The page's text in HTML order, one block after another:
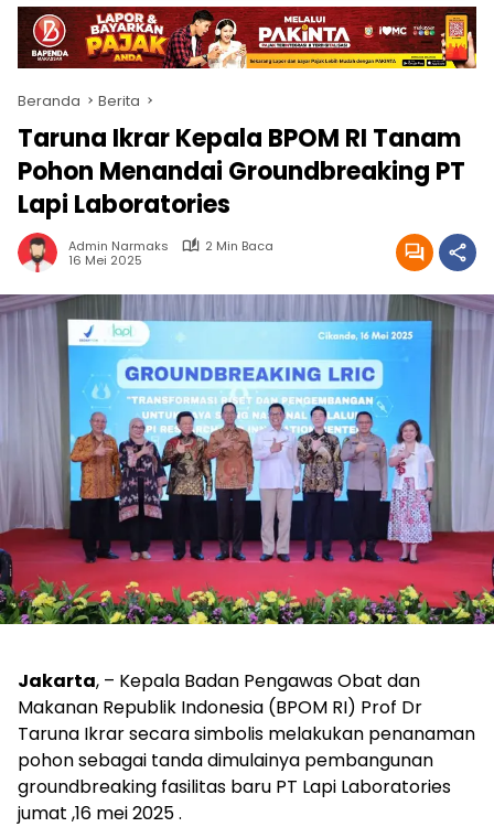
Beranda Berita
Taruna Ikrar Kepala BPOM RI Tanam
Pohon Menandai Groundbreaking PT
Lapi Laboratories
Admin Narmaks
2 Min Baca
16 Mei 2025
Jakarta, – Kepala Badan Pengawas Obat dan
Makanan Republik Indonesia (BPOM RI) Prof Dr
Taruna Ikrar secara simbolis melakukan penanaman
pohon sebagai tanda dimulainya pembangunan
groundbreaking fasilitas baru PT Lapi Laboratories
jumat ,16 mei 2025 .